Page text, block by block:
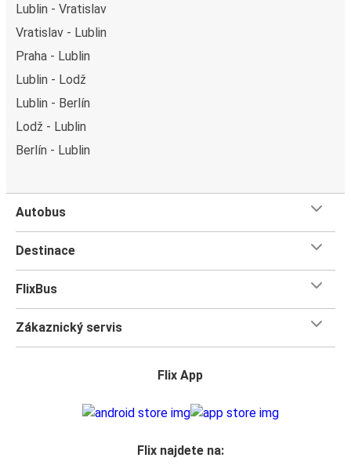
Lublin - Vratislav
Vratislav - Lublin
Praha - Lublin
Lublin - Lodž
Lublin - Berlín
Lodž - Lublin
Berlín - Lublin
Autobus
Destinace
FlixBus
Zákaznický servis
Flix App
Flix najdete na: